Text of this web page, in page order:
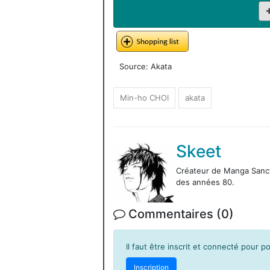
Source: Akata
Min-ho CHOI akata
Skeet
Créateur de Manga
des années 80.
Commentaires (0)
Il faut être inscrit et connecté pour
Inscription